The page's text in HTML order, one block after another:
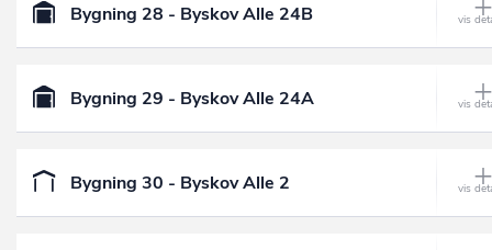
Bygning 28 - Byskov Alle 24B
Bygning 29 - Byskov Alle 24A
Bygning 30 - Byskov Alle 2